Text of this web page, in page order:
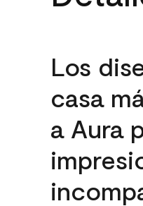
Los
casa
a Aura